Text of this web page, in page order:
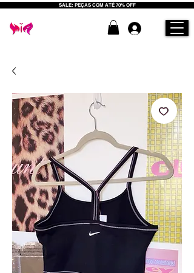
SALE: PEÇAS COM ATÉ 70% OFF